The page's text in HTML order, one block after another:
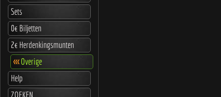
Sets
0€ Biljetten
2€ Herdenkingsmunten
<<<Overige
Help
ZOEKEN